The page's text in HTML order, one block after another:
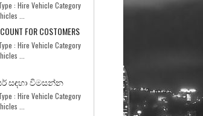
: Hire Vehicle Category
...
FOR COSTOMERS
: Hire Vehicle Category
...
සඳහා විමසන්න
: Hire Vehicle Category
...